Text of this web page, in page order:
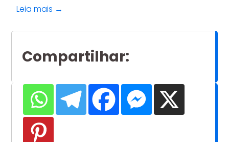
Leia mais →
Compartilhar: